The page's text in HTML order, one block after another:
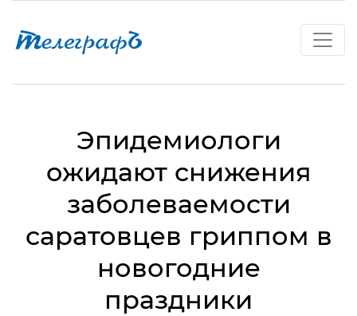
Эпидемиологи
ожидают снижения
заболеваемости
саратовцев гриппом в
новогодние
праздники